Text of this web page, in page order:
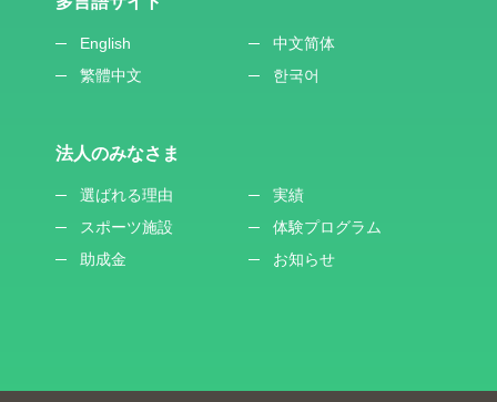
English
中文简体
繁體中文
한국어
法人のみなさま
選ばれる理由
実績
スポーツ施設
体験プログラム
助成金
お知らせ